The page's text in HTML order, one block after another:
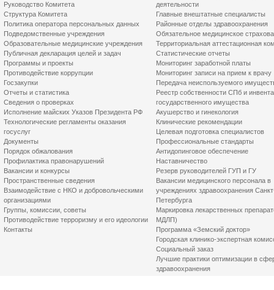
Руководство Комитета
Структура Комитета
Политика оператора персональных данных
Подведомственные учреждения
Образовательные медицинские учреждения
Публичная декларация целей и задач
Программы и проекты
Противодействие коррупции
Госзакупки
Отчеты и статистика
Сведения о проверках
Исполнение майских Указов Президента РФ
Технологические регламенты оказания
госуслуг
Документы
Порядок обжалования
Профилактика правонарушений
Вакансии и конкурсы
Пространственные сведения
Взаимодействие с НКО и добровольческими
организациями
Группы, комиссии, советы
Противодействие терроризму и его идеологии
Контакты
деятельности
Главные внештатные специалисты
Районные отделы здравоохранения
Обязательное медицинское
Территориальная аттестационная
Статистические отчеты
Мониторинг заработной платы
Мониторинг записи на прием к врачу
Передача неиспользуемого
Реестр собственности СПб и
государственного имущества
Акушерство и гинекология
Клинические рекомендации
Целевая подготовка специалистов
Профессиональные стандарты
Антидопинговое обеспечение
Наставничество
Резерв руководителей ГУП и ГУ
Вакансии медицинского персонала в
учреждениях здравоохранения
Петербурга
Маркировка лекарственных
МДЛП)
Программа «Земский доктор»
Городская клинико-экспертная
Социальный заказ
Лучшие практики оптимизации в
здравоохранения